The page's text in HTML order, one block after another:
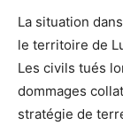
La situation
le territoire de
Les civils tués
dommages
stratégie de